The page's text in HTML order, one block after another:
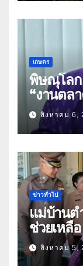
เกษตร
พิษณุโลก
“งานตล
“เกษตรรุ่
ประโยช
คู่ธุรกิจดั
สิงหาคม 6,
ข่าวทั่วไป
แม่บ้านต
ช่วยเหลื
ธิดา ข้าราชการตำรวจจังหวัด
อุทัยธานี
สิงหาคม 5,